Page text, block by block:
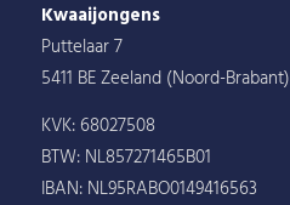
Kwaaijongens
Puttelaar 7
5411 BE Zeeland (Noord-Brabant)
KVK: 68027508
BTW: NL857271465B01
IBAN: NL95RABO0149416563